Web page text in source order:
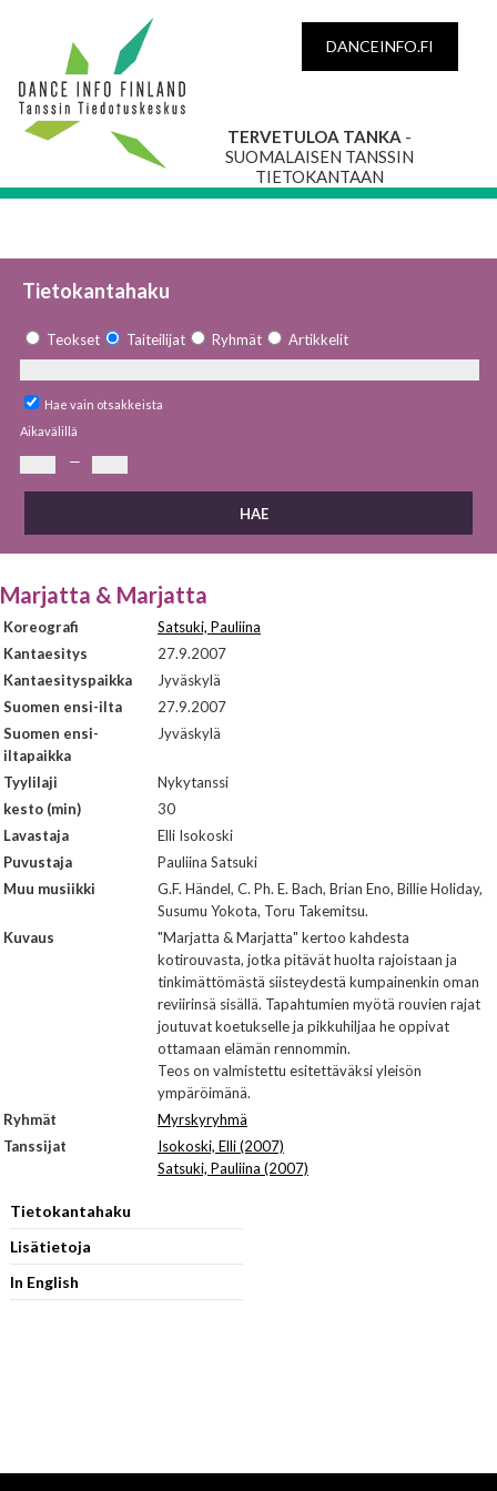
DANCEINFO.FI
TERVETULOA TANKA -
SUOMALAISEN TANSSIN
TIETOKANTAAN
Tietokantahaku
Teokset Taiteilijat Ryhmät Artikkelit
Hae vain otsakkeista
Aikavälillä
—
Marjatta & Marjatta
Koreografi
Satsuki, Pauliina
Kantaesitys
27.9.2007
Kantaesityspaikka
Jyväskylä
Suomen ensi-ilta
27.9.2007
Suomen ensi-
iltapaikka
Jyväskylä
Tyylilaji
Nykytanssi
kesto (min)
30
Lavastaja
Elli Isokoski
Puvustaja
Pauliina Satsuki
Muu musiikki
G.F. Händel, C. Ph. E. Bach, Brian Eno, Billie Holiday,
Susumu Yokota, Toru Takemitsu.
Kuvaus
"Marjatta & Marjatta" kertoo kahdesta
kotirouvasta, jotka pitävät huolta rajoistaan ja
tinkimättömästä siisteydestä kumpainenkin oman
reviirinsä sisällä. Tapahtumien myötä rouvien rajat
joutuvat koetukselle ja pikkuhiljaa he oppivat
ottamaan elämän rennommin.
Teos on valmistettu esitettäväksi yleisön
ympäröimänä.
Ryhmät
Myrskyryhmä
Tanssijat
Isokoski, Elli (2007)
Satsuki, Pauliina (2007)
Tietokantahaku
Lisätietoja
In English